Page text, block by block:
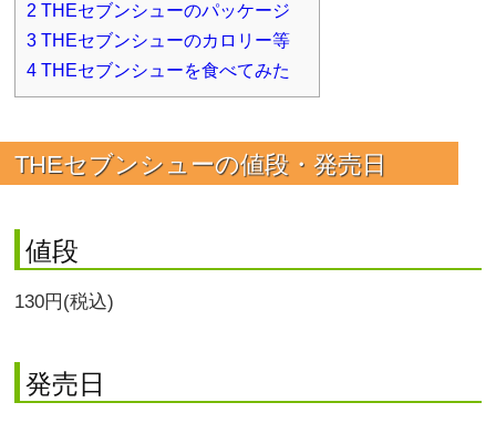
2 THEセブンシューのパッケージ
3 THEセブンシューのカロリー等
4 THEセブンシューを食べてみた
THEセブンシューの値段・発売日
値段
130円(税込)
発売日